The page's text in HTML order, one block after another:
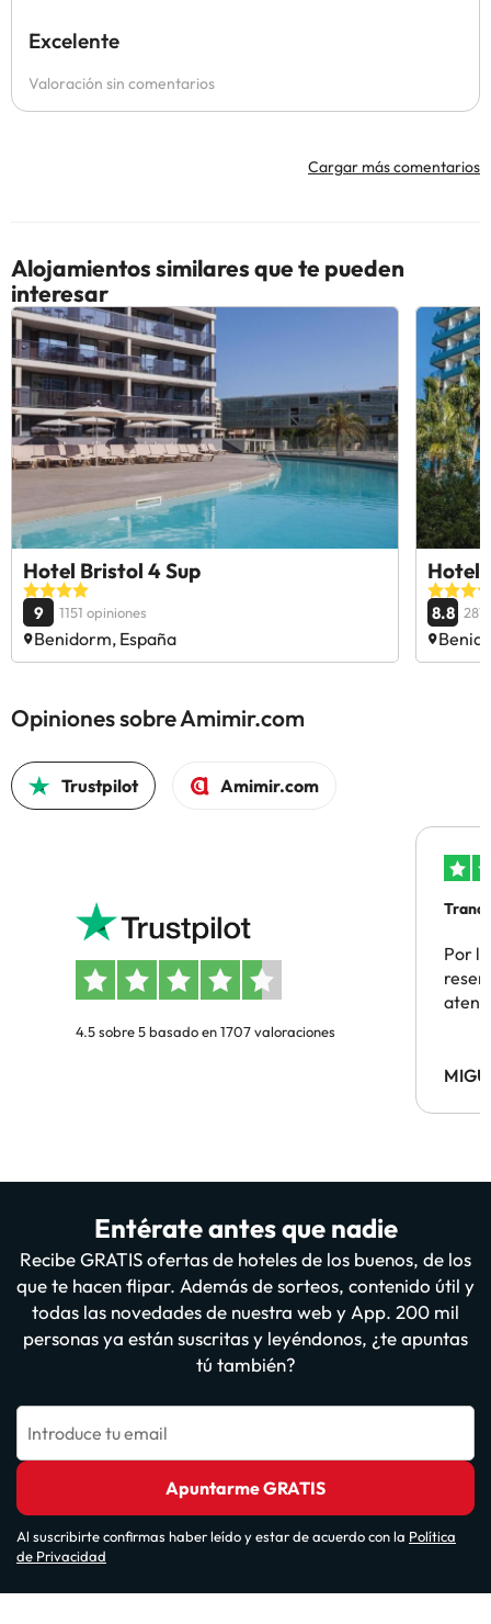
Excelente
Valoración sin comentarios
Cargar más comentarios
Alojamientos similares que te pueden
interesar
Hotel Bristol 4 Sup
9 1151 opiniones
Benidorm, España
Hotel
8.8
Opiniones sobre Amimir.com
Trustpilot Amimir.com
4.5 sobre 5 basado en 1707 valoraciones
Por
Entérate antes que nadie
Recibe GRATIS ofertas de hoteles de los buenos, de los
que te hacen flipar. Además de sorteos, contenido útil y
todas las novedades de nuestra web y App. 200 mil
personas ya están suscritas y leyéndonos, ¿te apuntas
tú también?
Introduce tu email
Apuntarme GRATIS
Al suscribirte confirmas haber leído y estar de acuerdo con la Política
de Privacidad